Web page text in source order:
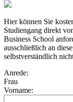
Hier können Sie
Studiengang direkt
Business School
ausschließlich an
selbstverständlich
Anrede:
Frau
Vorname: